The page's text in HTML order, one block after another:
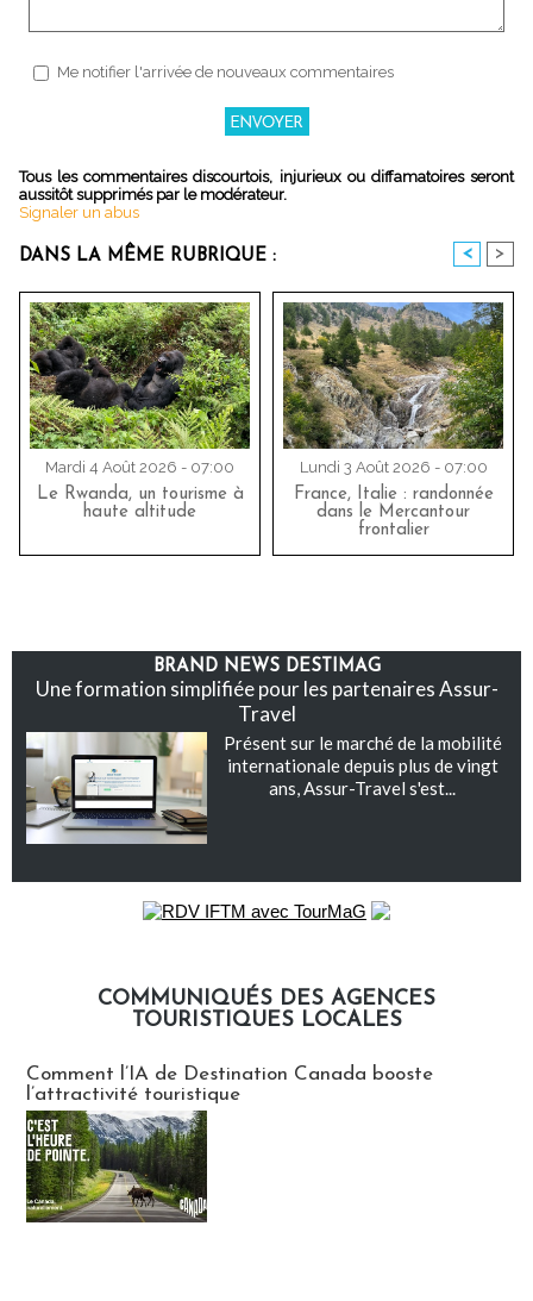
Me notifier l'arrivée de nouveaux commentaires
Tous les commentaires discourtois, injurieux ou diffamatoires seront
aussitôt supprimés par le modérateur.
Signaler un abus
DANS LA MÊME RUBRIQUE : < >
Mardi 4 Août 2026 - 07:00
Le Rwanda, un tourisme à
haute altitude
Lundi 3 Août 2026 - 07:00
France, Italie : randonnée
dans le Mercantour
frontalier
BRAND NEWS DESTIMAG
Une formation simplifiée pour les partenaires Assur-
Travel
Présent sur le marché de la mobilité
internationale depuis plus de vingt
ans, Assur-Travel s'est...
COMMUNIQUÉS DES AGENCES
TOURISTIQUES LOCALES
Comment l’IA de Destination Canada booste
l’attractivité touristique